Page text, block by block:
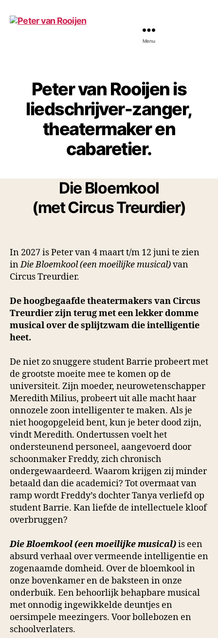
Menu
Peter van Rooijen is
liedschrijver-zanger,
theatermaker en
cabaretier.
Die Bloemkool
(met Circus Treurdier)
In 2027 is Peter van 4 maart t/m 12 juni te zien
inDie Bloemkool (een moeilijke musical)van
Circus Treurdier.
De hoogbegaafde theatermakers van Circus
Treurdier zijn terug met een lekker domme
musical over de splijtzwam die intelligentie
heet.
De niet zo snuggere student Barrie probeert met
de grootste moeite mee te komen op de
universiteit. Zijn moeder, neurowetenschapper
Meredith Milius, probeert uit alle macht haar
onnozele zoon intelligenter te maken. Als je
niet hoogopgeleid bent, kun je beter dood zijn,
vindt Meredith. Ondertussen voelt het
ondersteunend personeel, aangevoerd door
schoonmaker Freddy, zich chronisch
ondergewaardeerd. Waarom krijgen zij minder
betaald dan die academici? Tot overmaat van
ramp wordt Freddy’s dochter Tanya verliefd op
student Barrie. Kan liefde de intellectuele kloof
overbruggen?
Die Bloemkool (een moeilijke musical)is een
absurd verhaal over vermeende intelligentie en
zogenaamde domheid. Over de bloemkool in
onze bovenkamer en de baksteen in onze
onderbuik. Een behoorlijk behapbare musical
met onnodig ingewikkelde deuntjes en
oersimpele meezingers. Voor bollebozen en
schoolverlaters.